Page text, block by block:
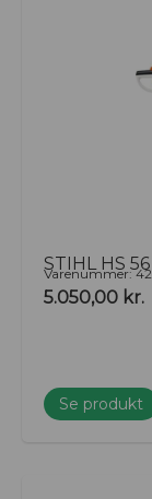
STIHL HS
Varenummer:
5.050,00 kr.
Se produkt